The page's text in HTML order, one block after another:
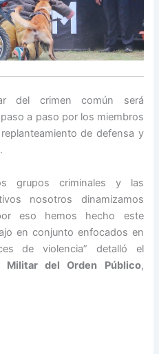
del crimen común será
a paso por los miembros
de defensa y
grupos criminales y las
nosotros dinamizamos
eso hemos hecho este
en conjunto enfocados en
de violencia” detalló el
Militar del Orden Público,